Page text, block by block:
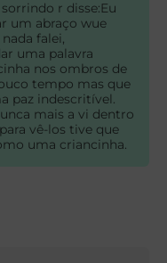
r disse:Eu
um abraço wue
falei,
uma palavra
nos ombros de
tempo mas que
paz indescritível.
mais a vi dentro
vê-los tive que
uma criancinha.